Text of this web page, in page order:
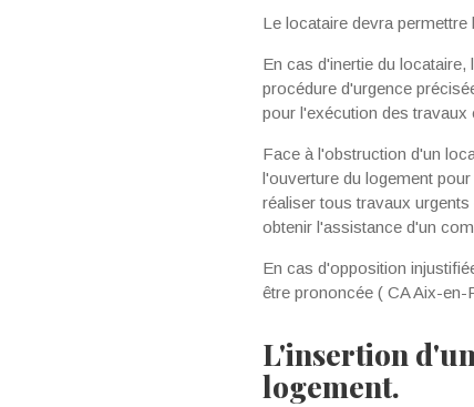
Le locataire devra
En cas d'inertie du
procédure d'urgence
pour l'exécution des travaux
Face à l'obstruction d'un
l'ouverture du logement
réaliser tous travaux
obtenir l'assistance d'un
En cas d'opposition
être prononcée ( CA Aix-en-
L'insertion
logement.